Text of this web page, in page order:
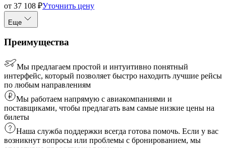
от 37 108 ₽Уточнить цену
Еще
Преимущества
Мы предлагаем простой и интуитивно понятный
интерфейс, который позволяет быстро находить лучшие рейсы
по любым направлениям
Мы работаем напрямую с авиакомпаниями и
поставщиками, чтобы предлагать вам самые низкие цены на
билеты
Наша служба поддержки всегда готова помочь. Если у вас
возникнут вопросы или проблемы с бронированием, мы